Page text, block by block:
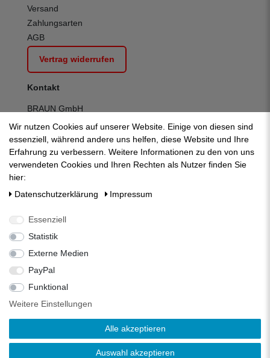
Versand
Zahlungsarten
AGB
Vertrag widerrufen
Kontakt
BRAUN GmbH
Kuhnbergstraße 27
D-73037 Göppingen
Telefon:
+49 (0) 7161 95 13 700
Fax:
+49 (0) 7161 95 13 709
Fr:
07:30 - 12:30 | 13:00 - 14:00
Wir nutzen Cookies auf unserer Website. Einige von diesen sind
essenziell, während andere uns helfen, diese Website und Ihre
Erfahrung zu verbessern. Weitere Informationen zu den von uns
verwendeten Cookies und Ihren Rechten als Nutzer finden Sie
hier:
Daten­schutz­erklärung
Impressum
Essenziell
Statistik
Externe Medien
PayPal
Funktional
Weitere Einstellungen
Alle akzeptieren
Auswahl akzeptieren